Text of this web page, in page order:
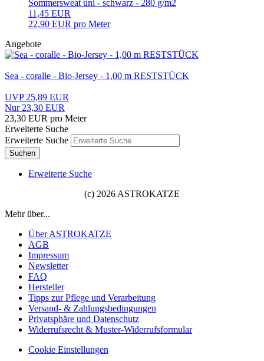
Sommersweat uni - schwarz - 280 g/m2
11,45 EUR
22,90 EUR pro Meter
Angebote
Sea - coralle - Bio-Jersey - 1,00 m RESTSTÜCK
UVP 25,89 EUR
Nur 23,30 EUR
23,30 EUR pro Meter
Erweiterte Suche
Erweiterte Suche
Suchen
Erweiterte Suche
(c) 2026 ASTROKATZE
Mehr über...
Über ASTROKATZE
AGB
Impressum
Newsletter
FAQ
Hersteller
Tipps zur Pflege und Verarbeitung
Versand- & Zahlungsbedingungen
Privatsphäre und Datenschutz
Widerrufsrecht & Muster-Widerrufsformular
Cookie Einstellungen